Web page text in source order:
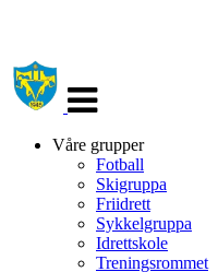
navigasjon
Våre grupper
Fotball
Skigruppa
Friidrett
Sykkelgruppa
Idrettskole
Treningsrommet